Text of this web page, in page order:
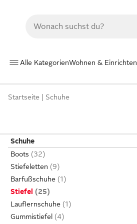
Alle KategorienWohnen & Einrichten
Startseite Schuhe
Schuhe
Boots
Stiefeletten
Barfußschuhe
Stiefel
Lauflernschuhe
Gummistiefel